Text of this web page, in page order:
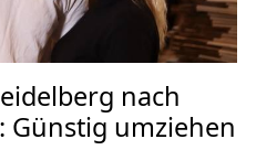
nach
Günstig umziehen